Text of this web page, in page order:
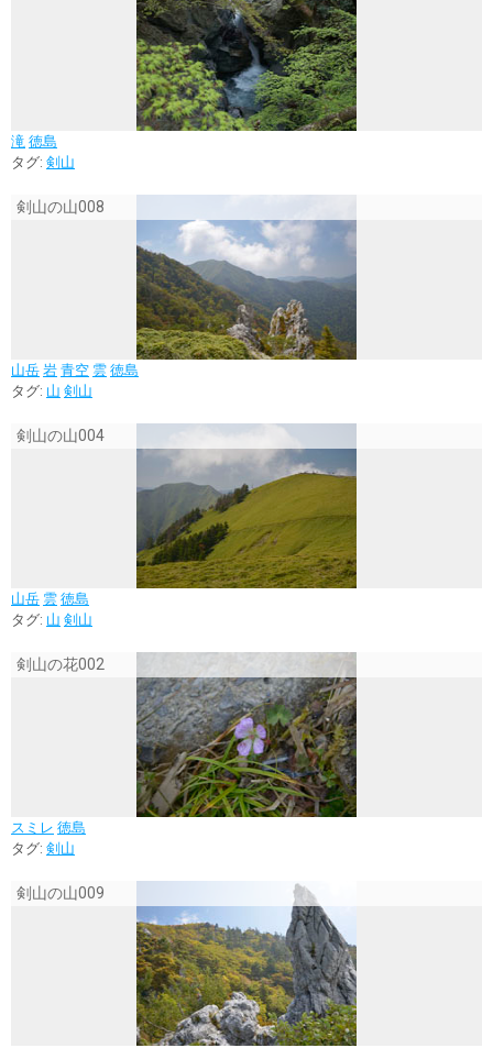
滝 徳島
タグ: 剣山
剣山の山008
山岳 岩 青空 雲 徳島
タグ: 山 剣山
剣山の山004
山岳 雲 徳島
タグ: 山 剣山
剣山の花002
スミレ 徳島
タグ: 剣山
剣山の山009